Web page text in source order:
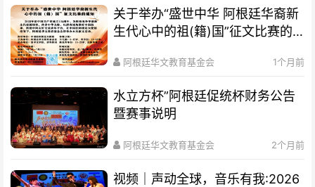
关于举办“盛世中华 阿根廷华裔新
生代心中的祖(籍)国”征文比赛的
阿根廷华文教育基金会 1个月前
水立方杯”阿根廷促统杯财务公告
暨赛事说明
阿根廷华文教育基金会 2个月前
视频｜声动全球，音乐有我:2026